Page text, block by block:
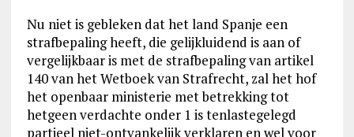
Nu niet is gebleken dat het land Spanje een
strafbepaling heeft, die gelijkluidend is aan of
vergelijkbaar is met de strafbepaling van artikel
140 van het Wetboek van Strafrecht, zal het hof
het openbaar ministerie met betrekking tot
hetgeen verdachte onder 1 is tenlastegelegd
partieel niet-ontvankelijk verklaren en wel voor